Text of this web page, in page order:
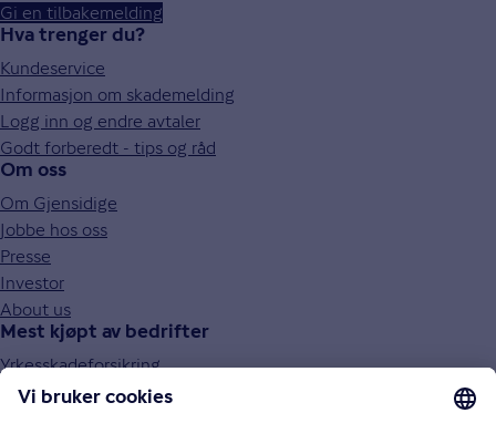
Gi en tilbakemelding
Hva trenger du?
Kundeservice
Informasjon om skademelding
Logg inn og endre avtaler
Godt forberedt - tips og råd
Om oss
Om Gjensidige
Jobbe hos oss
Presse
Investor
About us
Mest kjøpt av bedrifter
Yrkesskadeforsikring
Obligatorisk tjenestepensjon (OTP)